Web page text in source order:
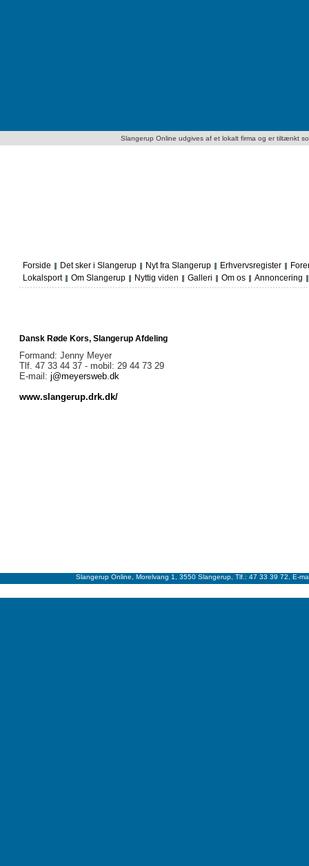
Slangerup Online udgives af et lokalt firma og er tiltænkt
Forside Det sker i Slangerup Nyt fra Slangerup Erhvervsregister
Lokalsport
Om Slangerup Nyttig viden Galleri Om os Annoncering
Dansk Røde Kors, Slangerup Afdeling
Formand: Jenny Meyer
Tlf. 47 33 44 37 - mobil: 29 44 73 29
E-mail: j@meyersweb.dk
www.slangerup.drk.dk/
Slangerup Online, Morelvang 1, 3550 Slangerup, Tlf.: 47 33 39 72, E-